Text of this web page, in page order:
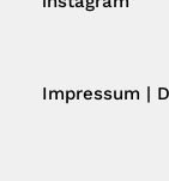
Impressum |